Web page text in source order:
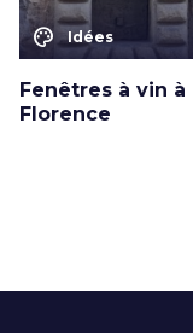
color_lens Idées
Fenêtres à vin à
Florence